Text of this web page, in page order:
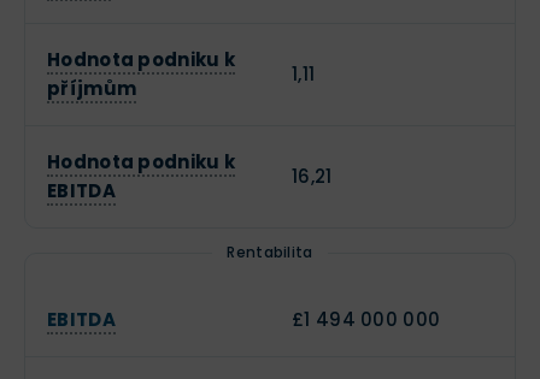
Hodnota podniku k
příjmům
1,11
Hodnota podniku k
EBITDA
16,21
Rentabilita
EBITDA £1 494 000 000